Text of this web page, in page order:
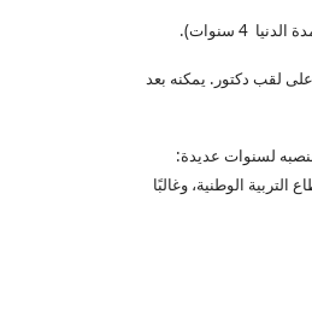
سنوات).
لقب دكتور. يمكنه بعد
لسنوات عديدة:
الوطنية، وغالبًا